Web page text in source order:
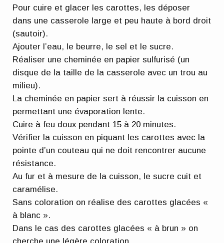
Pour cuire et glacer les carottes, les déposer
dans une casserole large et peu haute à bord droit
(sautoir).
Ajouter l’eau, le beurre, le sel et le sucre.
Réaliser une cheminée en papier sulfurisé (un
disque de la taille de la casserole avec un trou au
milieu).
La cheminée en papier sert à réussir la cuisson en
permettant une évaporation lente.
Cuire à feu doux pendant 15 à 20 minutes.
Vérifier la cuisson en piquant les carottes avec la
pointe d’un couteau qui ne doit rencontrer aucune
résistance.
Au fur et à mesure de la cuisson, le sucre cuit et
caramélise.
Sans coloration on réalise des carottes glacées «
à blanc ».
Dans le cas des carottes glacées « à brun » on